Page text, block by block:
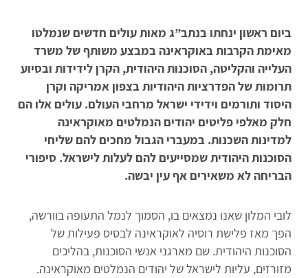
ביום ראשון ינחתו בנתב”ג מאות עולים חדשים שנמלטו
מאימת הקרבות באוקראינה במבצע משותף של משרד
העלייה והקליטה, הסוכנות היהודית, הקרן לידידות ובסיוע
תרומות של הפדרציות היהודיות בצפון אמריקה וקרן
היסוד ותורמים וידידי ישראל מרחבי העולם. עולים אלו הם
חלק מאלפי פליטים יהודים הנמלטים מאוקראינה
למדינות השכנות. במעברי הגבול מחכים להם שליחי
הסוכנות היהודית שמסייעים להם לעלות לישראל. סיפורי
הבריחה לא משאירים אף עין יבשה.
לובי המלון שאנו נמצאים בו, הסמוך לנמל התעופה בוורשה,
הפך מאז פלישת רוסיה לאוקראינה לבסיס פעילות של
הסוכנות היהודית. שם מארגני אנשי הסוכנות, בהליכים
מזורזים, עליות לישראל של יהודים הנמלטים מאוקראינה.